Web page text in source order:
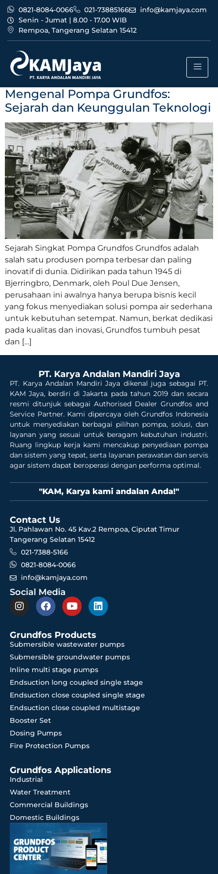
0821-8084-0066 021-73885166
info@kamjaya.com
Senin - Jumat | 8.00 - 17.00 WIB
Rempoa, Tangerang Selatan 15412
Tag:
teknologi grundfos
Mengenal Pompa Grundfos:
Sejarah dan Keunggulan Teknologi
Sejarah Singkat Pompa Grundfos Grundfos adalah
salah satu produsen pompa terbesar dan paling
inovatif di dunia. Didirikan pada tahun 1945 di
Bjerringbro, Denmark, oleh Poul Due Jensen,
perusahaan ini awalnya hanya berupa bisnis kecil
yang fokus menyediakan solusi pompa air sederhana
untuk kebutuhan setempat. Namun, berkat dedikasi
pada kualitas dan inovasi, Grundfos tumbuh pesat
dan […]
PT. Karya Andalan Mandiri Jaya
PT. Karya Andalan Mandiri Jaya dikenal juga sebagai PT.
KAM Jaya, berdiri di Jakarta pada tahun 2019 dan secara
resmi ditunjuk sebagai Authorised Dealer Grundfos and
Service Partner. Kami dipercaya oleh Grundfos Indonesia
untuk menyediakan berbagai pilihan pompa, solusi, dan
layanan yang sesuai untuk beragam kebutuhan industri.
Ruang lingkup kerja kami mencakup penyediaan pompa
dan sistem yang tepat, serta layanan perawatan dan servis
agar sistem dapat beroperasi dengan performa optimal.
"KAM, Karya kami andalan Anda!"
Contact Us
Jl. Pahlawan No. 45 Kav.2 Rempoa, Ciputat Timur
Tangerang Selatan 15412
021-7388-5166
0821-8084-0066
info@kamjaya.com
Social Media
Grundfos Products
Submersible wastewater pumps
Submersible groundwater pumps
Inline multi stage pumps
Endsuction long coupled single stage
Endsuction close coupled single stage
Endsuction close coupled multistage
Booster Set
Dosing Pumps
Fire Protection Pumps
Grundfos Applications
Industrial
Water Treatment
Commercial Buildings
Domestic Buildings